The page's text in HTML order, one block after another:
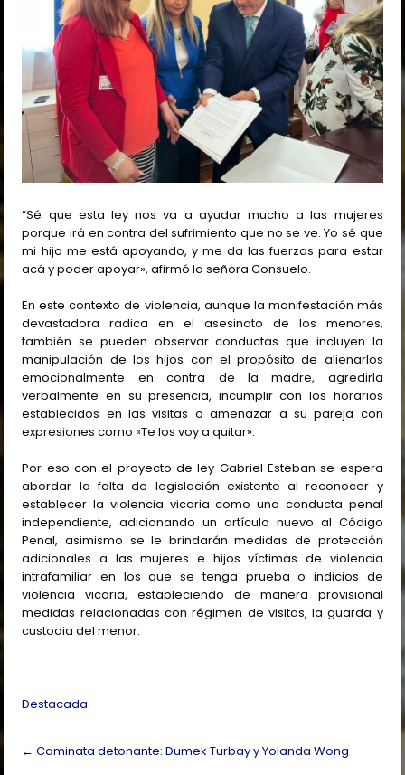
“Sé que esta ley nos va a ayudar mucho a las mujeres
porque irá en contra del sufrimiento que no se ve. Yo sé que
mi hijo me está apoyando, y me da las fuerzas para estar
acá y poder apoyar», afirmó la señora Consuelo.
En este contexto de violencia, aunque la manifestación más
devastadora radica en el asesinato de los menores,
también se pueden observar conductas que incluyen la
manipulación de los hijos con el propósito de alienarlos
emocionalmente en contra de la madre, agredirla
verbalmente en su presencia, incumplir con los horarios
establecidos en las visitas o amenazar a su pareja con
expresiones como «Te los voy a quitar».
Por eso con el proyecto de ley Gabriel Esteban se espera
abordar la falta de legislación existente al reconocer y
establecer la violencia vicaria como una conducta penal
independiente, adicionando un artículo nuevo al Código
Penal, asimismo se le brindarán medidas de protección
adicionales a las mujeres e hijos víctimas de violencia
intrafamiliar en los que se tenga prueba o indicios de
violencia vicaria, estableciendo de manera provisional
medidas relacionadas con régimen de visitas, la guarda y
custodia del menor.
Destacada
Post
← Caminata detonante: Dumek Turbay y Yolanda Wong